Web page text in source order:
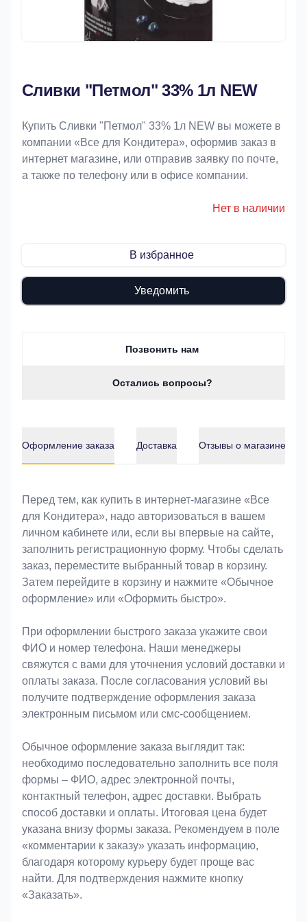
Сливки "Петмол" 33% 1л NEW
Купить Сливки "Петмол" 33% 1л NEW вы можете в
компании «Bce для Koндитeрa», оформив заказ в
интернет магазине, или отправив заявку по почте,
а также по телефону или в офисе компании.
Нет в наличии
В избранное
Уведомить
Позвонить нам
Остались вопросы?
Оформление заказа Доставка Отзывы о магазине
Оформление заказа
Перед тем, как купить в интернет-магазине «Bce
для Koндитeрa», надо авторизоваться в вашем
личном кабинете или, если вы впервые на сайте,
заполнить регистрационную форму. Чтобы сделать
заказ, переместите выбранный товар в корзину.
Затем перейдите в корзину и нажмите «Обычное
оформление» или «Оформить быстро».
При оформлении быстрого заказа укажите свои
ФИО и номер телефона. Наши менеджеры
свяжутся с вами для уточнения условий доставки и
оплаты заказа. После согласования условий вы
получите подтверждение оформления заказа
электронным письмом или смс-сообщением.
Обычное оформление заказа выглядит так:
необходимо последовательно заполнить все поля
формы – ФИО, адрес электронной почты,
контактный телефон, адрес доставки. Выбрать
способ доставки и оплаты. Итоговая цена будет
указана внизу формы заказа. Рекомендуем в поле
«комментарии к заказу» указать информацию,
благодаря которому курьеру будет проще вас
найти. Для подтверждения нажмите кнопку
«Заказать».